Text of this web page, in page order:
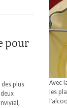
Avec
les
pour
plus